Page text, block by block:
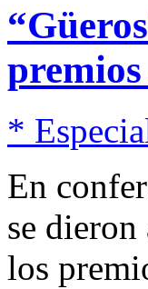
*
En
se
los